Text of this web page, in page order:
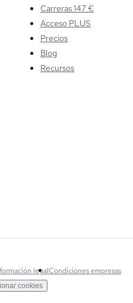
Carreras 147 €
Acceso PLUS
Precios
Blog
Recursos
legalCondiciones empresas
cookies